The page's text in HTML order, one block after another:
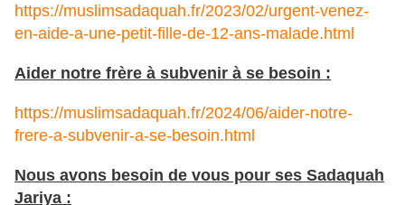
https://muslimsadaquah.fr/2023/02/urgent-venez-
en-aide-a-une-petit-fille-de-12-ans-malade.html
Aider notre frère à subvenir à se besoin :
https://muslimsadaquah.fr/2024/06/aider-notre-
frere-a-subvenir-a-se-besoin.html
Nous avons besoin de vous pour ses Sadaquah
Jariya :